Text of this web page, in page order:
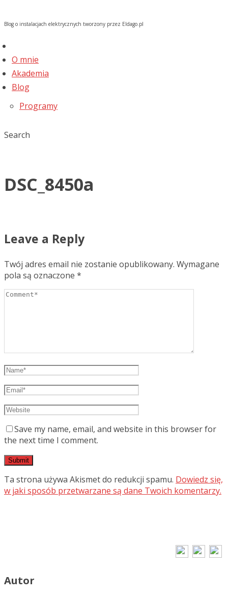
Blog o instalacjach elektrycznych tworzony przez Eldago.pl
O mnie
Akademia
Blog
Programy
Search
DSC_8450a
Leave a Reply
Twój adres email nie zostanie opublikowany. Wymagane
pola są oznaczone *
Save my name, email, and website in this browser for
the next time I comment.
Ta strona używa Akismet do redukcji spamu. Dowiedz się,
w jaki sposób przetwarzane są dane Twoich komentarzy.
Autor